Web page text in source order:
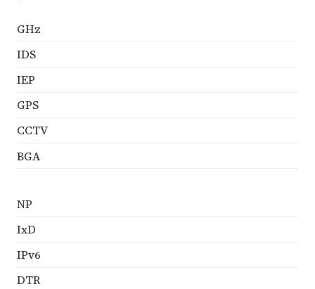
GHz
IDS
IEP
GPS
CCTV
BGA
NP
IxD
IPv6
DTR